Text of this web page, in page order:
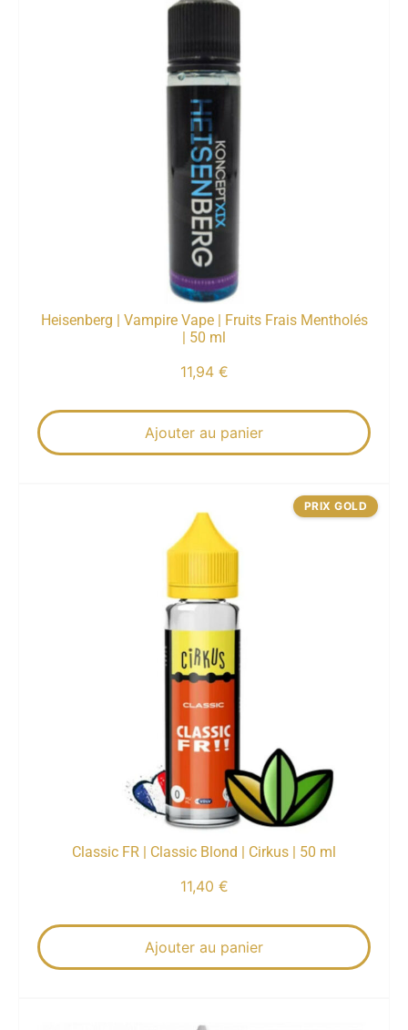
Heisenberg | Vampire Vape | Fruits Frais Mentholés
| 50 ml
11,94 €
Ajouter au panier
Classic FR | Classic Blond | Cirkus | 50 ml
11,40 €
Ajouter au panier
PRIX GOLD